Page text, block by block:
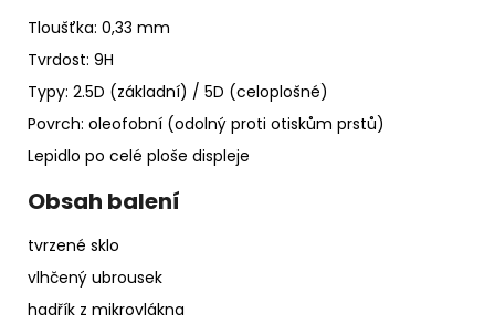
Tloušťka: 0,33 mm
Tvrdost: 9H
Typy: 2.5D (základní) / 5D (celoplošné)
Povrch: oleofobní (odolný proti otiskům prstů)
Lepidlo po celé ploše displeje
Obsah balení
tvrzené sklo
vlhčený ubrousek
hadřík z mikrovlákna